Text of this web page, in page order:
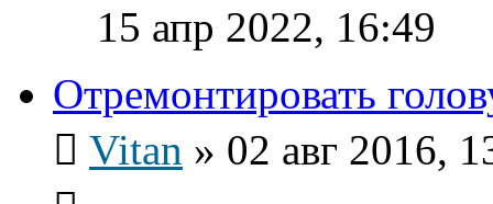
15 апр 2022, 16:49
Отремонтировать
Vitan » 02 авг 2016,